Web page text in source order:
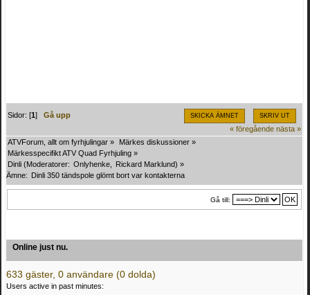
SKICKA ÄMNET SKRIV UT
Sidor: [1]Gå upp
« föregående nästa »
ATVForum, allt om fyrhjulingar » Märkes diskussioner »
Märkesspecifikt ATV Quad Fyrhjuling »
Dinli (Moderatorer: Onlyhenke Rickard Marklund) »
Ämne: Dinli 350 tändspole glömt bort var kontakterna
Gå till:
Online just nu.
633 gäster, 0 användare (0 dolda)
Users active in past minutes: